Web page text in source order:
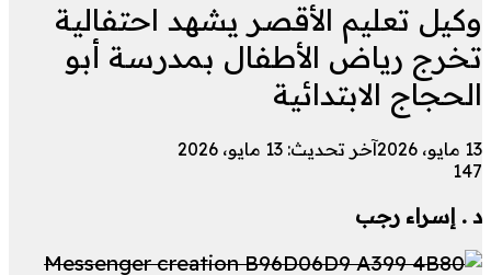
وكيل تعليم الأقصر يشهد احتفالية
تخرج رياض الأطفال بمدرسة أبو
الحجاج الابتدائية
13 مايو، 2026
آخر تحديث: 13 مايو، 2026
147
د . إسراء رجب